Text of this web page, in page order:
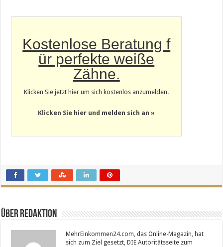
Kostenlose Beratung f
ür perfekte weiße
Zähne.
Klicken Sie jetzt hier um sich kostenlos anzumelden.
Klicken Sie hier und melden sich an »
Über Redaktion
MehrEinkommen24.com, das Online-Magazin, hat
sich zum Ziel gesetzt, DIE Autoritätsseite zum